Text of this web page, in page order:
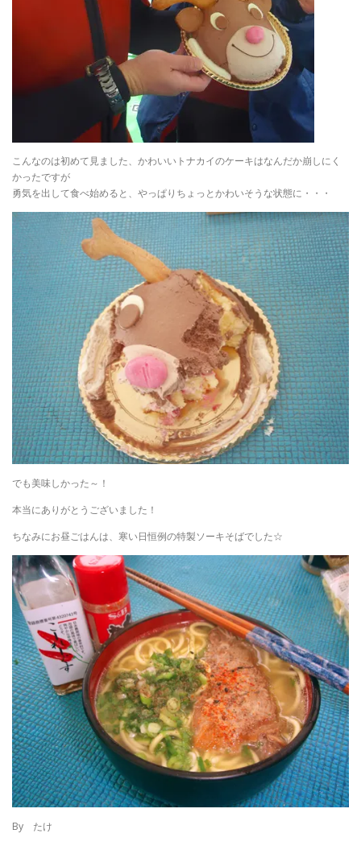
こんなのは初めて見ました、かわいいトナカイのケーキはなんだか崩しにく
かったですが
勇気を出して食べ始めると、やっぱりちょっとかわいそうな状態に・・・
でも美味しかった～！
本当にありがとうございました！
ちなみにお昼ごはんは、寒い日恒例の特製ソーキそばでした☆
By たけ